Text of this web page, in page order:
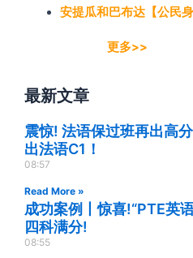
安提瓜和巴布达【公民身
更多>>
最新文章
震惊! 法语保过班再出高
出法语C1！
08:57
Read More »
成功案例丨惊喜!“PTE英
四科满分!
08:55